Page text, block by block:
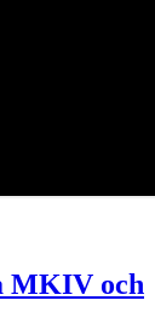
MKIV och